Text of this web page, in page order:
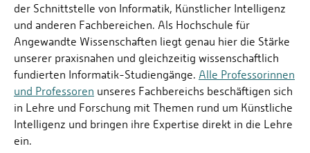
der Schnittstelle von Informatik, Künstlicher Intelligenz
und anderen Fachbereichen. Als Hochschule für
Angewandte Wissenschaften liegt genau hier die Stärke
unserer praxisnahen und gleichzeitig wissenschaftlich
fundierten Informatik-Studiengänge. Alle Professorinnen
und Professoren unseres Fachbereichs beschäftigen sich
in Lehre und Forschung mit Themen rund um Künstliche
Intelligenz und bringen ihre Expertise direkt in die Lehre
ein.